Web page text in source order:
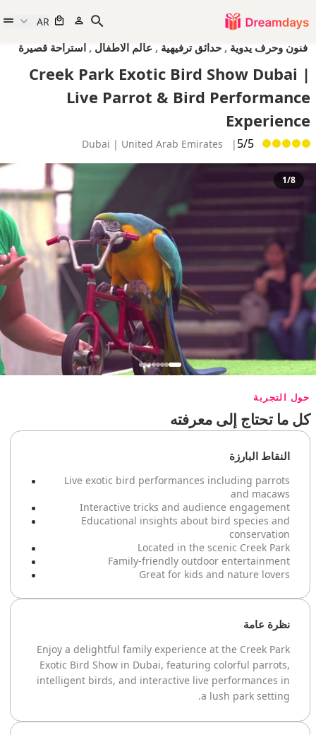
AR
فنون وحرف يدوية, حدائق ترفيهية, عالم الاطفال, استراحة قصيرة
Creek Park Exotic Bird Show Dubai |
Live Parrot & Bird Performance
Experience
5/5
|
1/8
حول التجربة
كل ما تحتاج إلى معرفته
النقاط البارزة
Live exotic bird performances including parrots
and macaws
Interactive tricks and audience engagement
Educational insights about bird species and
conservation
Located in the scenic Creek Park
Family-friendly outdoor entertainment
Great for kids and nature lovers
نظرة عامة
Enjoy a delightful family experience at the Creek Park
Exotic Bird Show in Dubai, featuring colorful parrots,
intelligent birds, and interactive live performances in
a lush park setting.